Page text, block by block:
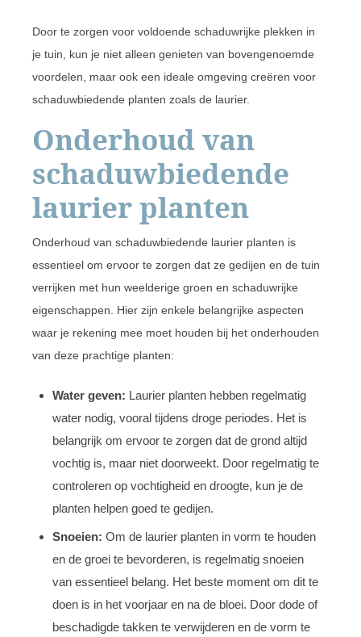
Door te zorgen voor voldoende schaduwrijke plekken in
je tuin, kun je niet alleen genieten van bovengenoemde
voordelen, maar ook een ideale omgeving creëren voor
schaduwbiedende planten zoals de laurier.
Onderhoud van
schaduwbiedende
laurier planten
Onderhoud van schaduwbiedende laurier planten is
essentieel om ervoor te zorgen dat ze gedijen en de tuin
verrijken met hun weelderige groen en schaduwrijke
eigenschappen. Hier zijn enkele belangrijke aspecten
waar je rekening mee moet houden bij het onderhouden
van deze prachtige planten:
Water geven: Laurier planten hebben regelmatig
water nodig, vooral tijdens droge periodes. Het is
belangrijk om ervoor te zorgen dat de grond altijd
vochtig is, maar niet doorweekt. Door regelmatig te
controleren op vochtigheid en droogte, kun je de
planten helpen goed te gedijen.
Snoeien: Om de laurier planten in vorm te houden
en de groei te bevorderen, is regelmatig snoeien
van essentieel belang. Het beste moment om dit te
doen is in het voorjaar en na de bloei. Door dode of
beschadigde takken te verwijderen en de vorm te